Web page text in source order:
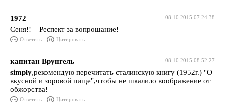
08.10.2015 07:24:38
1972
Сеня!! Респект за вопрошание!
Ответить Цитировать
08.10.2015 08:52:27
капитан Врунгель
simply,рекомендую перечитать сталинскую книгу (1952г.) "О
вкусной и зоровой пище",чтобы не шкалило воображение от
обжорства!
Ответить Цитировать